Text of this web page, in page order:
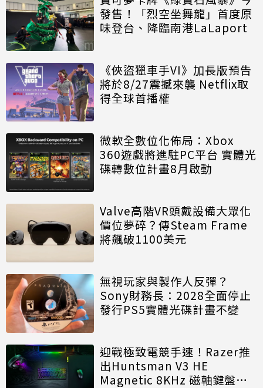
發售！「烈空坐舞龍」首度原
味登台、降臨南港LaLaport
《俠盜獵車手VI》加長版預告
將於8/27震撼來襲 Netflix取
得全球首播權
微軟全數位化佈局：Xbox
360遊戲將進駐PC平台 實體光
碟轉數位計畫8月啟動
Valve高階VR頭戴設備大眾化
價位夢碎？傳Steam Frame
將飆破1100美元
無視玩家與製作人反彈？
Sony財務長：2028全面停止
發行PS5實體光碟計畫不變
迎戰極致電競手速！Razer推
出Huntsman V3 HE
Magnetic 8KHz 磁軸鍵盤效